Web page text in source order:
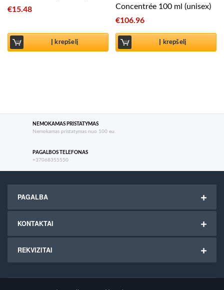
€15.48
Į krepšelį
Concentrée 100 ml (unisex)
€106.96
Į krepšelį
NEMOKAMAS PRISTATYMAS
Nemokamas pristatymas nuo 100 eu.
PAGALBOS TELEFONAS
+37068355550
PAGALBA
KONTAKTAI
REKVIZITAI